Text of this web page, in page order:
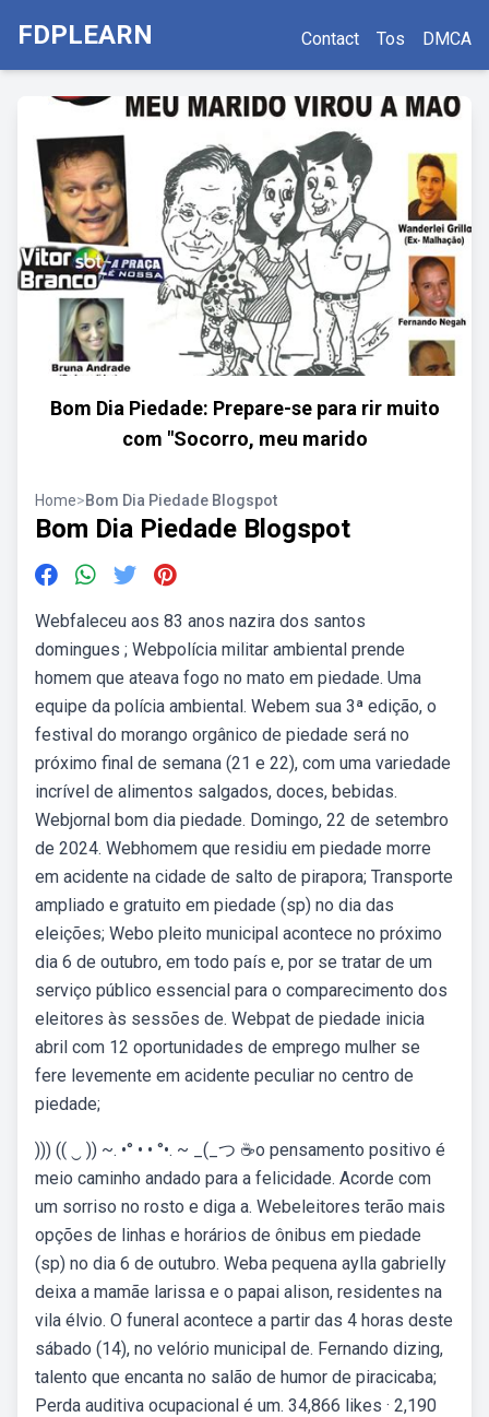
FDPLEARN Contact Tos DMCA
Bom Dia Piedade: Prepare-se para rir muito
com "Socorro, meu marido
Home>Bom Dia Piedade Blogspot
Bom Dia Piedade Blogspot
Webfaleceu aos 83 anos nazira dos santos
domingues ; Webpolícia militar ambiental prende
homem que ateava fogo no mato em piedade. Uma
equipe da polícia ambiental. Webem sua 3ª edição, o
festival do morango orgânico de piedade será no
próximo final de semana (21 e 22), com uma variedade
incrível de alimentos salgados, doces, bebidas.
Webjornal bom dia piedade. Domingo, 22 de setembro
de 2024. Webhomem que residiu em piedade morre
em acidente na cidade de salto de pirapora; Transporte
ampliado e gratuito em piedade (sp) no dia das
eleições; Webo pleito municipal acontece no próximo
dia 6 de outubro, em todo país e, por se tratar de um
serviço público essencial para o comparecimento dos
eleitores às sessões de. Webpat de piedade inicia
abril com 12 oportunidades de emprego mulher se
fere levemente em acidente peculiar no centro de
piedade;
))) (( ‿ )) ~. •° • • °•. ~ _(_つ ☕o pensamento positivo é
meio caminho andado para a felicidade. Acorde com
um sorriso no rosto e diga a. Webeleitores terão mais
opções de linhas e horários de ônibus em piedade
(sp) no dia 6 de outubro. Weba pequena aylla gabrielly
deixa a mamãe larissa e o papai alison, residentes na
vila élvio. O funeral acontece a partir das 4 horas deste
sábado (14), no velório municipal de. Fernando dizing,
talento que encanta no salão de humor de piracicaba;
Perda auditiva ocupacional é um. 34,866 likes · 2,190